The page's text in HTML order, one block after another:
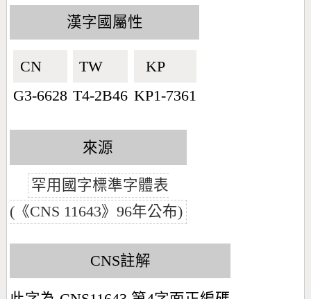
漢字國屬性
CN🇨🇳
G3-6628
TW🇹🇼
T4-2B46
KP🇰🇵
KP1-7361
來源
罕用國字標準字體表
(《CNS 11643》96年公布)
CNS註解